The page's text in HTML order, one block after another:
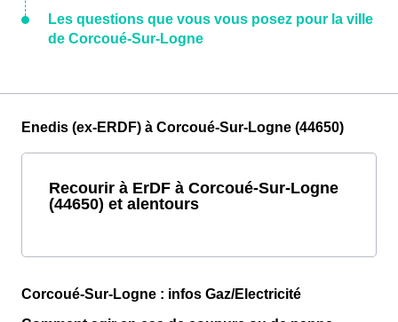
Les questions que vous vous posez pour la ville
de Corcoué-Sur-Logne
Enedis (ex-ERDF) à Corcoué-Sur-Logne (44650)
Recourir à ErDF à Corcoué-Sur-Logne
(44650) et alentours
Corcoué-Sur-Logne : infos Gaz/Electricité